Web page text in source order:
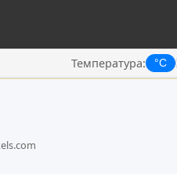
Температура: °C